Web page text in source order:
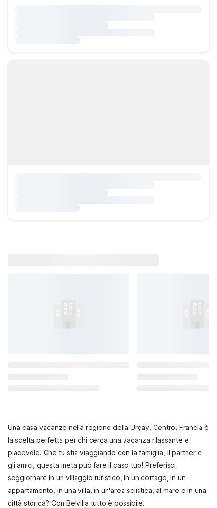
Una casa vacanze nella regione della Urçay, Centro, Francia è
la scelta perfetta per chi cerca una vacanza rilassante e
piacevole. Che tu stia viaggiando con la famiglia, il partner o
gli amici, questa meta può fare il caso tuo! Preferisci
soggiornare in un villaggio turistico, in un cottage, in un
appartamento, in una villa, in un'area sciistica, al mare o in una
città storica? Con Belvilla tutto è possibile.